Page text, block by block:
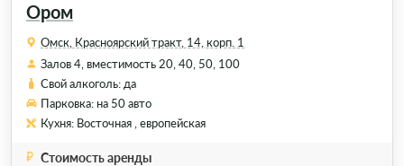
Ором
Омск, Красноярский тракт, 14, корп. 1
Залов 4, вместимость 20, 40, 50, 100
Свой алкоголь: да
Парковка: на 50 авто
Кухня: Восточная , европейская
Стоимость аренды